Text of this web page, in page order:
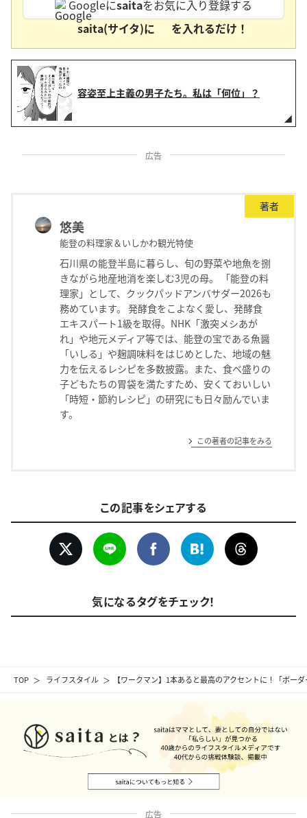
TOP ライフスタイル 【ワークマン】1本あると最高のアクセントに！「ボー
Googleにsaitaをお気に入り登録する
saita(サイタ)に
を入れるだけ！
容姿至上主義の男子たち。私は「何位」？
広告
著者
悠美
能登の料理家＆いしかわ観光特使
石川県の能登半島に暮らし、旬の野菜や地魚を捌
きながら地産地消を楽しむ3児の母。 「能登の料
理家」として、クックパッドアンバサダー2026も
務めています。 発酵食をこよなく愛し、発酵食
エキスパート1級を取得。NHK「激突メシあが
れ」や地元メディア等では、能登の宝である魚醤
「いしる」や麹調味料をはじめとした、地域の魅
力を伝えるレシピを多数披露。また、食べ盛りの
子どもたちの胃袋を満たすため、安くておいしい
「時短・節約レシピ」の研究にも日々励んでいま
す。
この著者の記事をみる
この記事をシェアする
気になるタグをチェック！
広告